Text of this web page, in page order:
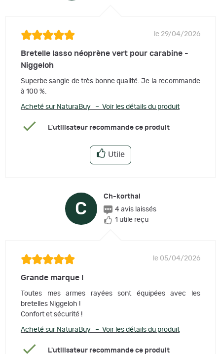
le 29/04/2026
Bretelle lasso néoprène vert pour carabine -
Niggeloh
Superbe sangle de très bonne qualité. Je la recommande
à 100 %.
Acheté sur NaturaBuy – Voir les détails du produit
L'utilisateur recommande ce produit
Utile
C
Ch-korthal
4 avis laissés
1 utile reçu
le 05/04/2026
Grande marque !
Toutes mes armes rayées sont équipées avec les
bretelles Niggeloh !
Confort et sécurité !
Acheté sur NaturaBuy – Voir les détails du produit
L'utilisateur recommande ce produit